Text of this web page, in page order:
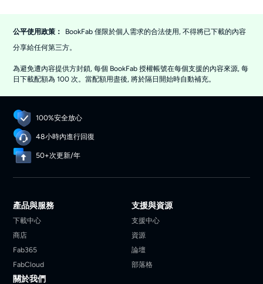
公平使用政策：
BookFab 僅限於個人需求的合法使用, 不得將已下載的內容
分享給任何第三方。
為避免遭內容提供方封鎖, 每個 BookFab 授權帳號在每個支援的內容來源, 每
日下載配額為 100 次。當配額用盡後, 將於隔日開始時自動補充。
100%安全放心
48小時內進行回復
50+次更新/年
產品與服務
下載中心
商店
Fab365
FabCloud
支援與資源
支援中心
資源
論壇
部落格
關於我們